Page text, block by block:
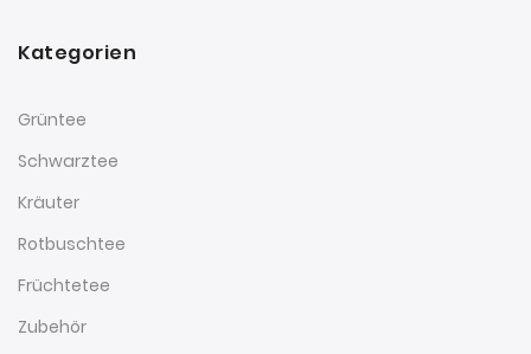
Kategorien
Grüntee
Schwarztee
Kräuter
Rotbuschtee
Früchtetee
Zubehör